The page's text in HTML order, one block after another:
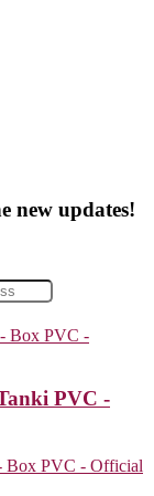
new updates!
Box PVC -
PVC -
Box PVC - Official